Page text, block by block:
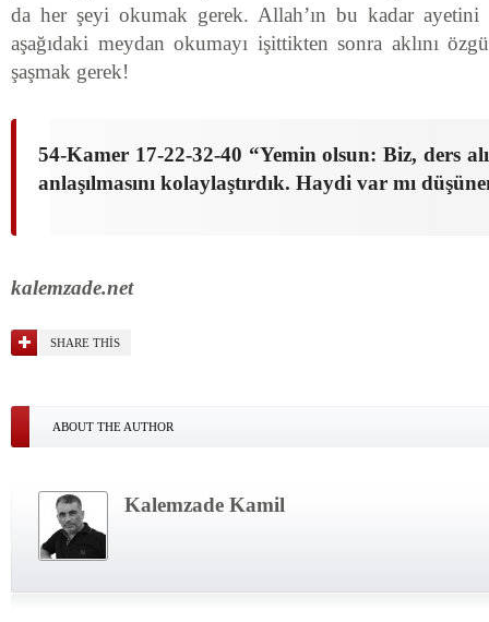
da her şeyi okumak gerek. Allah’ın bu kadar
aşağıdaki meydan okumayı işittikten sonra aklını
şaşmak gerek!
54-Kamer 17-22-32-40 “Yemin olsun: Biz, ders
anlaşılmasını kolaylaştırdık. Haydi var mı
kalemzade.net
SHARE THIS
ABOUT THE AUTHOR
Kalemzade Kamil